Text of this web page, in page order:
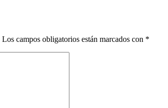
Los campos obligatorios están marcados con *